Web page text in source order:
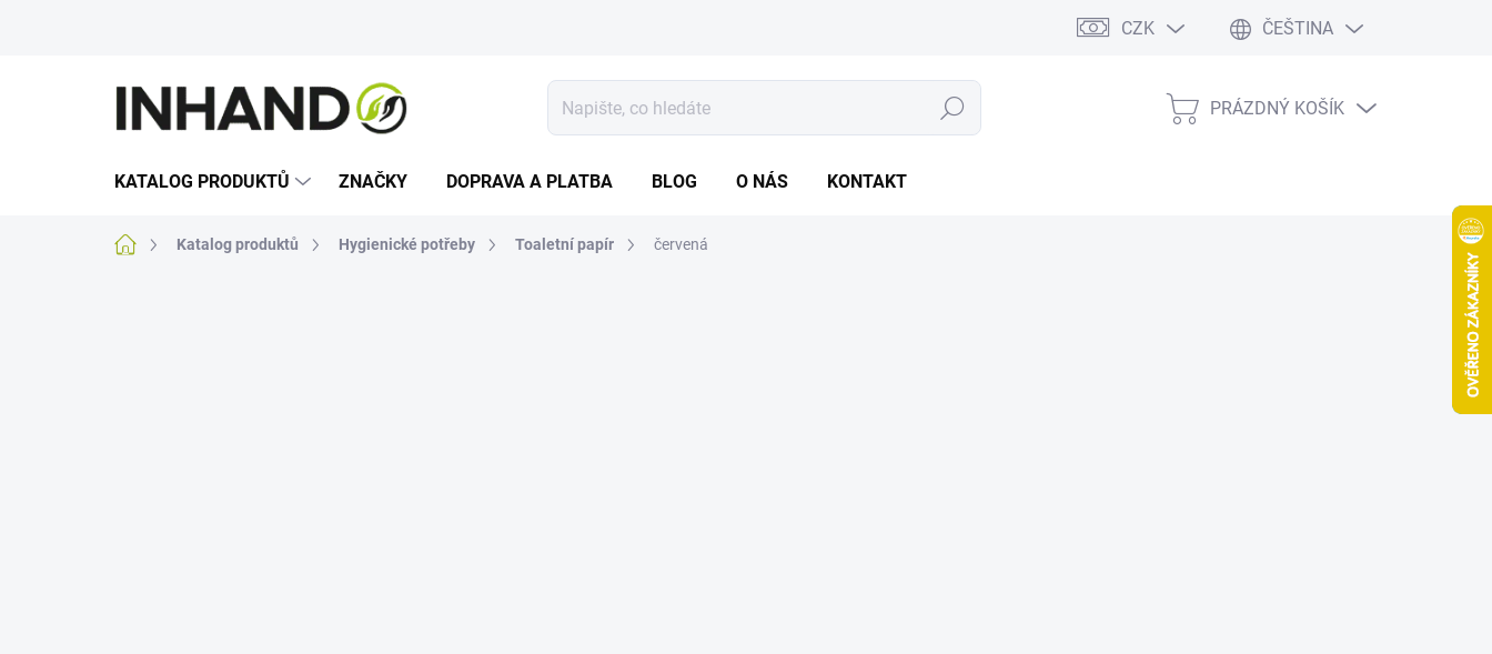
CZK ČEŠTINA
Hledat
NÁKUPNÍ
PRÁZDNÝ KOŠÍK
KATALOG PRODUKTŮ ZNAČKY DOPRAVA A PLATBA BLOG O NÁS KONTAKT
Domů Katalog produktů Hygienické potřeby Toaletní papír červená